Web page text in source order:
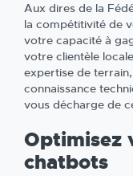
Aux dires de la
la compétitivité de
votre capacité à
votre clientèle
expertise de
connaissance
vous décharge de
Optimisez
chatbots